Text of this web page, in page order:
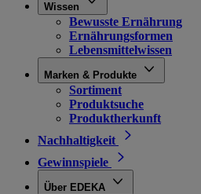
Wissen
Bewusste Ernährung
Ernährungsformen
Lebensmittelwissen
Marken & Produkte
Sortiment
Produktsuche
Produktherkunft
Nachhaltigkeit
Gewinnspiele
Über EDEKA